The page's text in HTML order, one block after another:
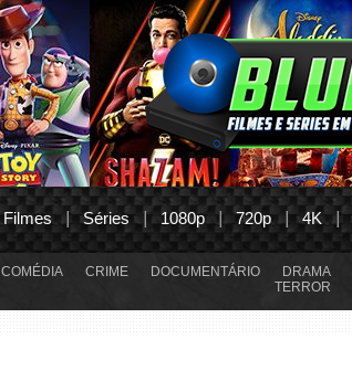
Filmes Séries 1080p 720p 4K
COMÉDIA CRIME DOCUMENTÁRIO DRAMA
TERROR